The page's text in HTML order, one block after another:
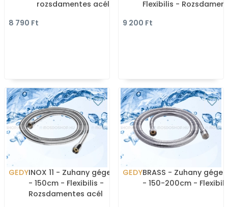
rozsdamentes acél
8 790 Ft
Flexibilis -
9 200 Ft
GEDYINOX 11 - Zuhany gégecső
- 150cm - Flexibilis -
Rozsdamentes acél
GEDYBRASS - Zuhany
- 150-200cm -